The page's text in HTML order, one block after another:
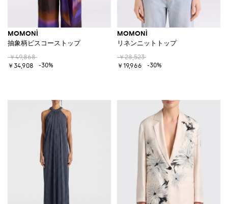
MOMONÌ
抽象柄ビスコーストップ
￥49,868
￥34,908
-30%
MOMONÌ
リネンニットトップ
￥28,523
￥19,966
-30%